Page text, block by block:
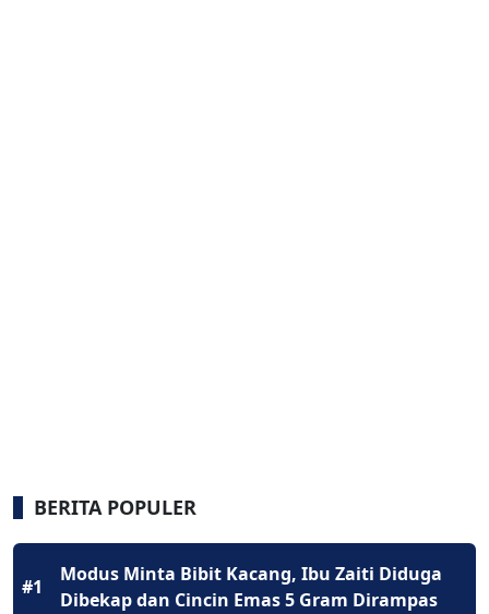
BERITA POPULER
#1
Modus Minta Bibit Kacang, Ibu Zaiti Diduga
Dibekap dan Cincin Emas 5 Gram Dirampas